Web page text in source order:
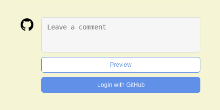
Preview
Login with GitHub